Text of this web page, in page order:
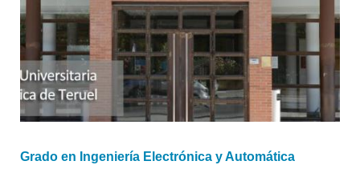
Grado en Ingeniería Electrónica y Automática